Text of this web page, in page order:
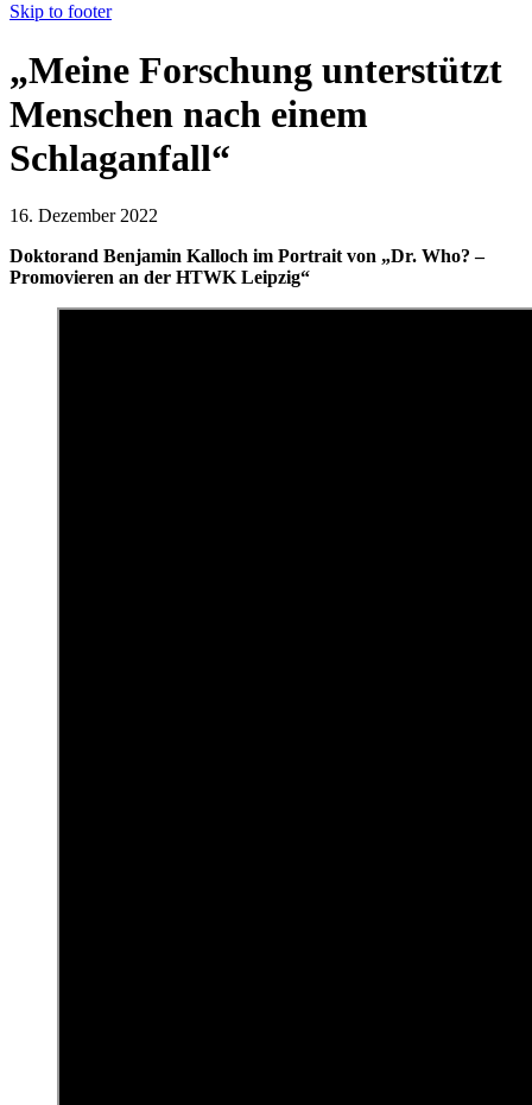
Skip to footer
„Meine Forschung unterstützt
Menschen nach einem
Schlaganfall“
16. Dezember 2022
Doktorand Benjamin Kalloch im Portrait von „Dr. Who? –
Promovieren an der HTWK Leipzig“